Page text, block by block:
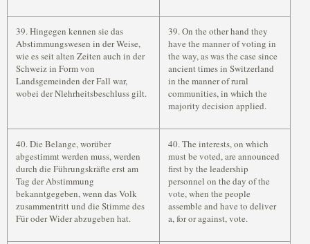
39. Hingegen kennen sie das
Abstimmungswesen in der Weise,
wie es seit alten Zeiten auch in der
Schweiz in Form von
Landsgemeinden der Fall war,
wobei der Nlehrheitsbeschluss gilt.
39. On the other hand they
have the manner of voting in
the way, as was the case since
ancient times in Switzerland
in the manner of rural
communities, in which the
majority decision applied.
40. Die Belange, worüber
abgestimmt werden muss, werden
durch die Führungskräfte erst am
Tag der Abstimmung
bekanntgegeben, wenn das Volk
zusammentritt und die Stimme des
Für oder Wider abzugeben hat.
40. The interests, on which
must be voted, are announced
first by the leadership
personnel on the day of the
vote, when the people
assemble and have to deliver
a, for or against, vote.